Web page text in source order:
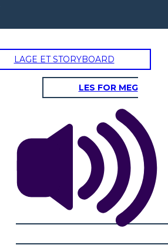
LAGE ET STORYBOARD
LES FOR MEG